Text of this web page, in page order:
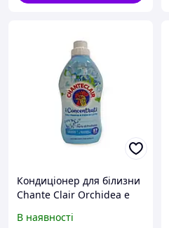
Кондиціонер для білизни
Chante Clair Orchidea e
В наявності